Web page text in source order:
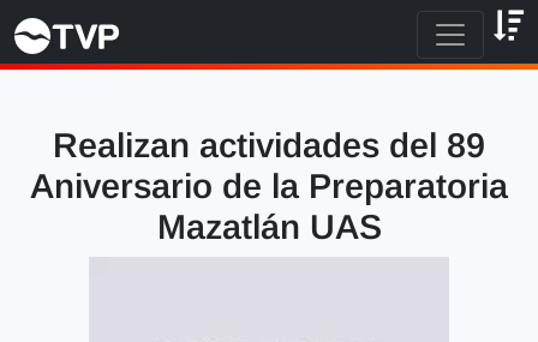
Realizan actividades del 89
Aniversario de la Preparatoria
Mazatlán UAS